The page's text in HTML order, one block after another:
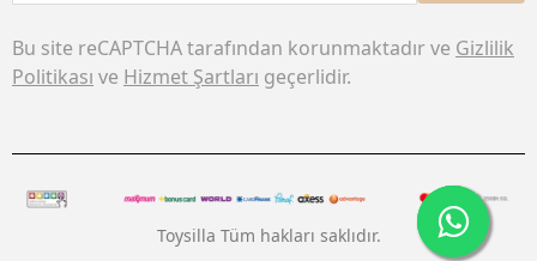
Bu site reCAPTCHA tarafından korunmaktadır ve Gizlilik
Politikası ve Hizmet Şartları geçerlidir.
Toysilla Tüm hakları saklıdır.